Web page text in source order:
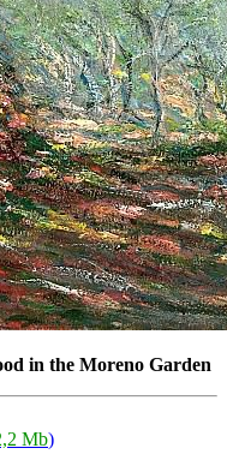
in the Moreno Garden
Mb)